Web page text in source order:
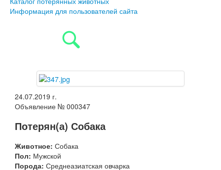
Информация для пользователей сайта
24.07.2019 г.
Объявление № 000347
Потерян(а) Собака
Животное: Собака
Пол: Мужской
Порода: Среднеазиатская овчарка